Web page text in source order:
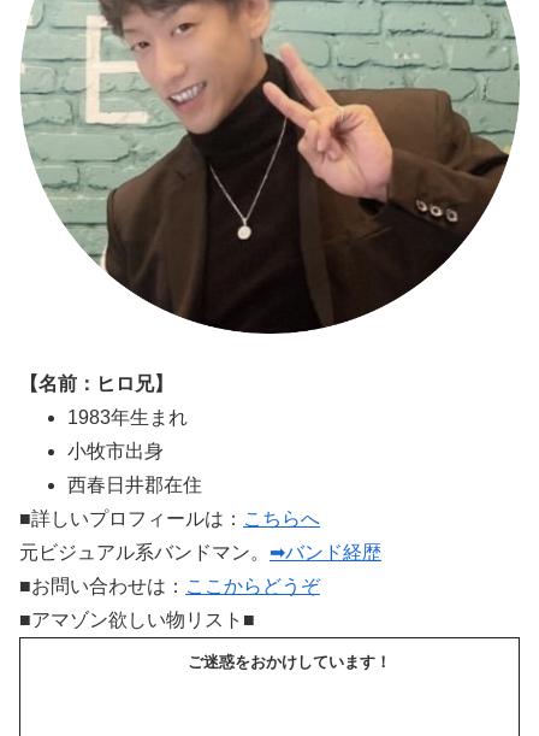
【名前：ヒロ兄】
1983年生まれ
小牧市出身
西春日井郡在住
■詳しいプロフィールは： こちらへ
元ビジュアル系バンドマン。 ➡バンド経歴
■お問い合わせは： ここからどうぞ
■アマゾン欲しい物リスト■
ご迷惑をおかけしています！